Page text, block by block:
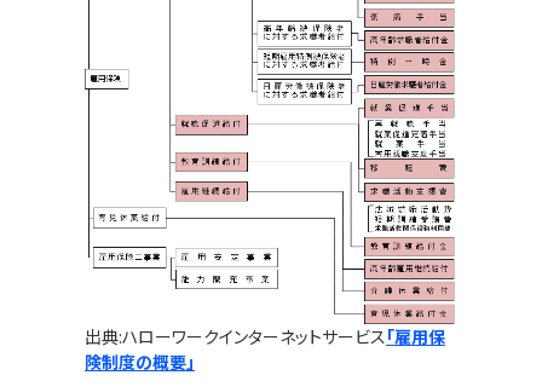
出典:ハローワークインターネットサービス 「雇用保
険制度の概要」